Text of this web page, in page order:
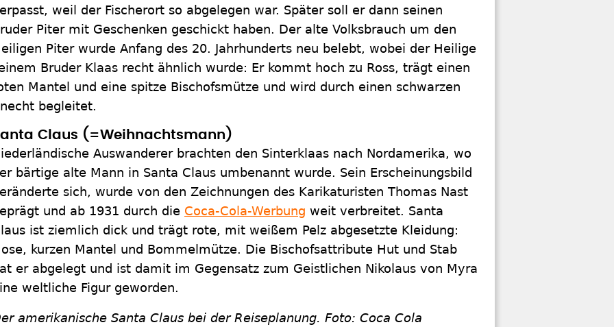
weil der Fischerort so abgelegen war. Später soll er dann seinen
Piter mit Geschenken geschickt haben. Der alte Volksbrauch um den
Piter wurde Anfang des 20. Jahrhunderts neu belebt, wobei der Heilige
Bruder Klaas recht ähnlich wurde: Er kommt hoch zu Ross, trägt einen
Mantel und eine spitze Bischofsmütze und wird durch einen schwarzen
begleitet.
Claus (=Weihnachtsmann)
Auswanderer brachten den Sinterklaas nach Nordamerika, wo
bärtige alte Mann in Santa Claus umbenannt wurde. Sein Erscheinungsbild
sich, wurde von den Zeichnungen des Karikaturisten Thomas Nast
und ab 1931 durch die Coca-Cola-Werbung weit verbreitet. Santa
ist ziemlich dick und trägt rote, mit weißem Pelz abgesetzte Kleidung:
kurzen Mantel und Bommelmütze. Die Bischofsattribute Hut und Stab
er abgelegt und ist damit im Gegensatz zum Geistlichen Nikolaus von Myra
weltliche Figur geworden.
amerikanische Santa Claus bei der Reiseplanung. Foto: Coca Cola